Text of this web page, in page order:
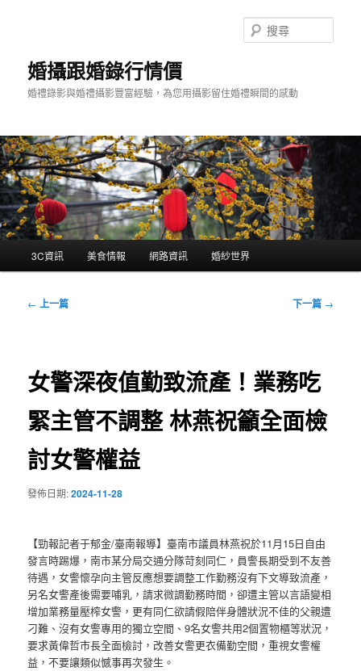
婚攝跟婚錄行情價
婚禮錄影與婚禮攝影豐富經驗，為您用攝影留住婚禮瞬間的感動
尋
3C資訊 美食情報 網路資訊 婚紗世界
文
← 上一篇 下一篇 →
女警深夜值勤致流產！業務吃
緊主管不調整 林燕祝籲全面檢
討女警權益
發佈日期:2024-11-28
【勁報記者于郁金/臺南報導】臺南市議員林燕祝於11月15日自由
發言時踢爆，南市某分局交通分隊苛刻同仁，員警長期受到不友善
待遇，女警懷孕向主管反應想要調整工作勤務沒有下文導致流產，
另名女警產後需要哺乳，請求微調勤務時間，卻遭主管以言語變相
增加業務量壓榨女警，更有同仁欲請假陪伴身體狀況不佳的父親遭
刁難、沒有女警專用的獨立空間、9名女警共用2個置物櫃等狀況，
要求黃偉哲市長全面檢討，改善女警更衣備勤空間，重視女警權
益，不要讓類似憾事再次發生。